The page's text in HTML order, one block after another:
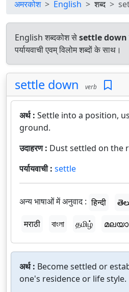
अमरकोश English शब्द
English शब्दकोश सेsettle down
पर्यायवाची एवम् विलोम शब्दों के साथ।
settle down verb
अर्थ : Settle into a position,
ground.
उदाहरण : Dust settled on the
पर्यायवाची : settle
अन्य भाषाओं में अनुवाद : हिन्दी
मराठी
বাংলা தமிழ்
अर्थ : Become settled or
one's residence or life style.